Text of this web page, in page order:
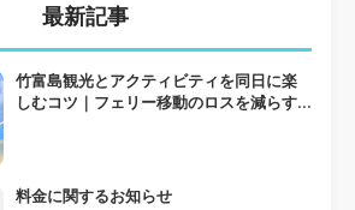
最新記事
竹富島観光とアクティビティを同日に楽
しむコツ｜フェリー移動のロスを減らす
料金に関するお知らせ